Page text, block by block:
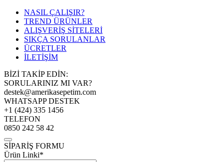
NASIL ÇALIŞIR?
TREND ÜRÜNLER
ALIŞVERİŞ SİTELERİ
SIKÇA SORULANLAR
ÜCRETLER
İLETİŞİM
BİZİ TAKİP EDİN:
SORULARINIZ MI VAR?
destek@amerikasepetim.com
WHATSAPP DESTEK
+1 (424) 335 1456
TELEFON
0850 242 58 42
SİPARİŞ FORMU
Ürün Linki*